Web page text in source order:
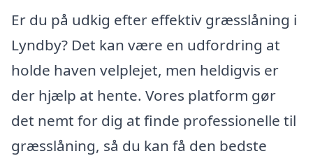
Er du på udkig efter effektiv græsslåning i
Lyndby? Det kan være en udfordring at
holde haven velplejet, men heldigvis er
der hjælp at hente. Vores platform gør
det nemt for dig at finde professionelle til
græsslåning, så du kan få den bedste